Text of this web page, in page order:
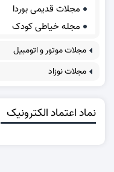
مجلات قدیمی بوردا
مجله خیاطی کودک
مجلات موتور و اتومبیل
مجلات نوزاد
نماد اعتماد الکترونیک